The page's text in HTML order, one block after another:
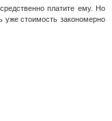
платите ему. Но
уже стоимость закономерно